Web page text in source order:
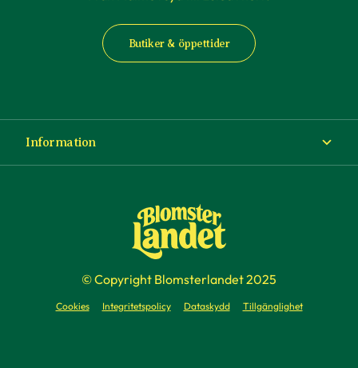
Butiker & öppettider
Information
Köp- och leveransvillkor
Företag
© Copyright Blomsterlandet 2025
Cookies Integritetspolicy Dataskydd Tillgänglighet